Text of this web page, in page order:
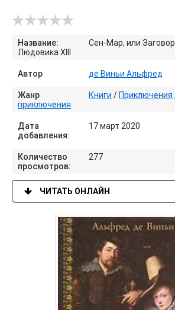
Название:
Сен-Map, или
Людовика XIII
Автор де Виньи Альфред
Жанр Книги / Приключения
приключения
Дата
добавления:
17 март 2020
Количество
просмотров:
277
ЧИТАТЬ ОНЛАЙН